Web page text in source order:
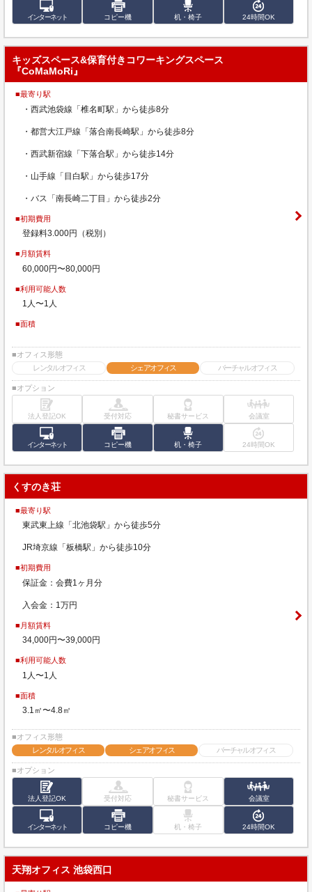
インターネット コピー機 机・椅子 24時間OK
キッズスペース&保育付きコワーキングスペース
『CoMaMoRi』
■最寄り駅
・西武池袋線「椎名町駅」から徒歩8分
・都営大江戸線「落合南長崎駅」から徒歩8分
・西武新宿線「下落合駅」から徒歩14分
・山手線「目白駅」から徒歩17分
・バス「南長崎二丁目」から徒歩2分
■初期費用
登録料3.000円（税別）
■月額賃料
60,000円〜80,000円
■利用可能人数
1人〜1人
■面積
■オフィス形態
レンタルオフィス
シェアオフィス バーチャルオフィス
■オプション
法人登記OK 受付対応 秘書サービス 会議室
インターネット コピー機 机・椅子 24時間OK
くすのき荘
■最寄り駅
東武東上線「北池袋駅」から徒歩5分
JR埼京線「板橋駅」から徒歩10分
■初期費用
保証金：会費1ヶ月分
入会金：1万円
■月額賃料
34,000円〜39,000円
■利用可能人数
1人〜1人
■面積
3.1㎡〜4.8㎡
■オフィス形態
レンタルオフィス
シェアオフィス バーチャルオフィス
■オプション
法人登記OK 受付対応 秘書サービス 会議室
インターネット コピー機 机・椅子 24時間OK
天翔オフィス 池袋西口